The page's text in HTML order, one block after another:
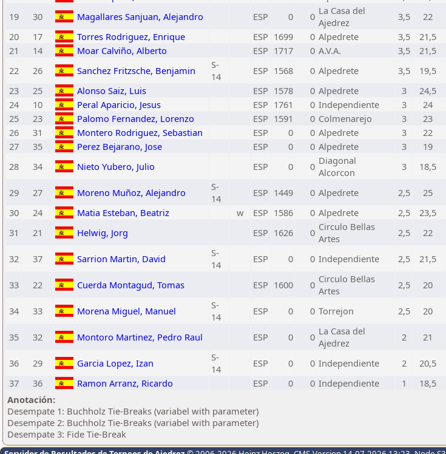
19
30 Magallares Sanjuan, Alejandro ESP 0 0 La Casa del
Ajedrez
3,5 22
20
17 Torres Rodriguez, Enrique ESP 1699 0 Alpedrete 3,5 21,5
21
14 Moar Calviño, Alberto ESP 1717 0 A.V.A. 3,5 21,5
22
26 Sanchez Fritzsche, Benjamin
S-
14
ESP 1568 0 Alpedrete 3,5 19,5
23
25 Alonso Saiz, Luis ESP 1578 0 Alpedrete 3 24,5
24
10 Peral Aparicio, Jesus ESP 1761 0 Independiente 3 24
25
23 Palomo Fernandez, Lorenzo ESP 1591 0 Colmenarejo 3 23
26
31 Montero Rodriguez, Sebastian ESP 0 0 Alpedrete 3 22
27
35 Perez Bejarano, Jose ESP 0 0 Alpedrete 3 19
28
34 Nieto Yubero, Julio ESP 0 0 Diagonal
Alcorcon
3 18,5
29 27 Moreno Muñoz, Alejandro
S-
14
ESP 1449 0 Alpedrete 2,5 25
30
24 Matia Esteban, Beatriz w ESP 1586 0 Alpedrete 2,5 23,5
31
21 Helwig, Jorg ESP 1626 0 Circulo Bellas
Artes
2,5 22
32 37 Sarrion Martin, David
S-
14
ESP 0 0 Independiente 2,5 21,5
33 22 Cuerda Montagud, Tomas ESP 1600 0 Circulo Bellas
Artes
2,5 20
34 33 Morena Miguel, Manuel
S-
14
ESP 0 0 Torrejon 2,5 20
35 32 Montoro Martinez, Pedro Raul ESP 0 0 La Casa del
Ajedrez
2 21
36 29 Garcia Lopez, Izan
S-
14
ESP 0 0 Independiente 2 20,5
37
36 Ramon Arranz, Ricardo ESP 0 0 Independiente 1 18,5
Anotación:
Desempate 1: Buchholz Tie-Breaks (variabel with parameter)
Desempate 2: Buchholz Tie-Breaks (variabel with parameter)
Desempate 3: Fide Tie-Break